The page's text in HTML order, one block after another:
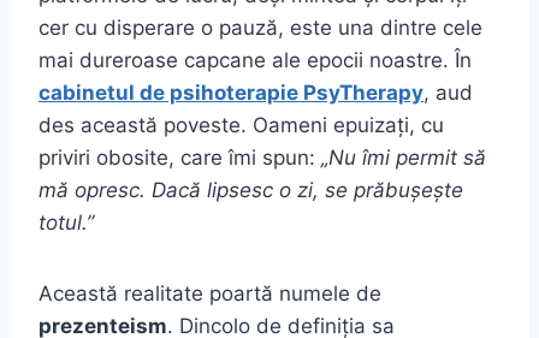
cer cu disperare o pauză, este una dintre cele
mai dureroase capcane ale epocii noastre. În
cabinetul de psihoterapie PsyTherapy, aud
des această poveste. Oameni epuizați, cu
priviri obosite, care îmi spun: „Nu îmi permit să
mă opresc. Dacă lipsesc o zi, se prăbușește
totul.”
Această realitate poartă numele de
prezenteism. Dincolo de definiția sa